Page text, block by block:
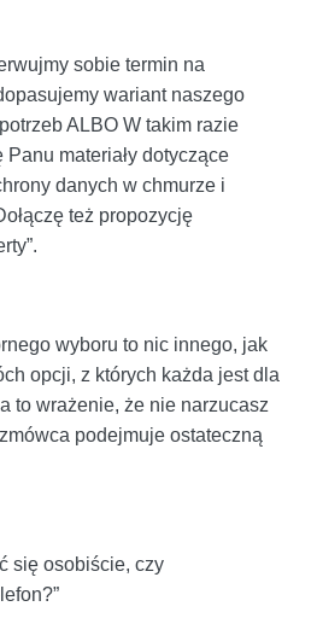
sobie termin na
wariant naszego
ALBO W takim razie
materiały dotyczące
danych w chmurze i
też propozycję
wyboru to nic innego, jak
opcji, z których każda jest dla
to wrażenie, że nie narzucasz
podejmuje ostateczną
się osobiście, czy